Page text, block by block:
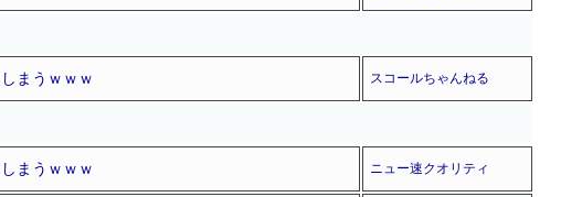
まうｗｗｗ スコールちゃんねる
まうｗｗｗ ニュー速クオリティ